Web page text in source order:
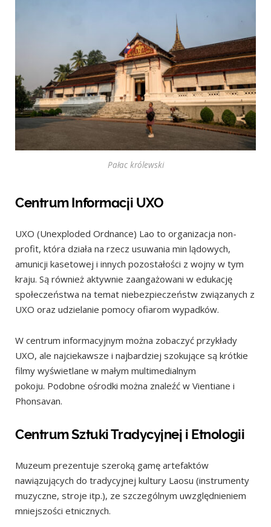
Pałac królewski
Centrum Informacji UXO
UXO (Unexploded Ordnance) Lao to organizacja non-
profit, która działa na rzecz usuwania min lądowych,
amunicji kasetowej i innych pozostałości z wojny w tym
kraju. Są również aktywnie zaangażowani w edukację
społeczeństwa na temat niebezpieczeństw związanych z
UXO oraz udzielanie pomocy ofiarom wypadków.
W centrum informacyjnym można zobaczyć przykłady
UXO, ale najciekawsze i najbardziej szokujące są krótkie
filmy wyświetlane w małym multimedialnym
pokoju. Podobne ośrodki można znaleźć w Vientiane i
Phonsavan.
Centrum Sztuki Tradycyjnej i Etnologii
Muzeum prezentuje szeroką gamę artefaktów
nawiązujących do tradycyjnej kultury Laosu (instrumenty
muzyczne, stroje itp.), ze szczególnym uwzględnieniem
mniejszości etnicznych.